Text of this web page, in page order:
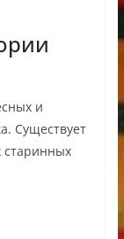
и
Существует
старинных